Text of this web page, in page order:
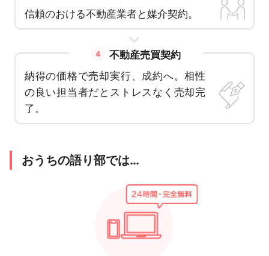
信頼のおける不動産業者と媒介契約。
4
不動産売買契約
納得の価格で売却実行、成約へ。相性
の良い担当者だとストレスなく売却完
了。
おうちの語り部では…